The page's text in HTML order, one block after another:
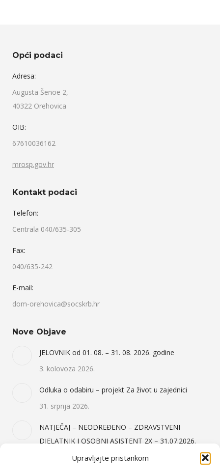
Upravljajte pristankom
Opći podaci
Adresa:
Augusta Šenoe 2,
40322 Orehovica
OIB:
67610036162
mrosp.gov.hr
Kontakt podaci
Telefon:
Centrala 040/635-305
Fax:
040/635-242
E-mail:
dom-orehovica@socskrb.hr
Nove Objave
JELOVNIK od 01. 08. – 31. 08. 2026. godine
3. kolovoza 2026.
Odluka o odabiru – projekt Za život u zajednici
31. srpnja 2026.
NATJEČAJ – NEODREĐENO – ZDRAVSTVENI
DJELATNIK I OSOBNI ASISTENT 2X – 31.07.2026.
31. srpnja 2026.